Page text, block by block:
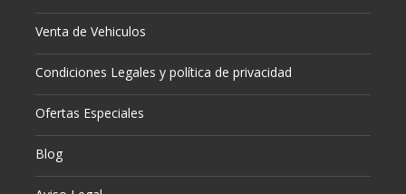
Venta de Vehiculos
Condiciones Legales y política de privacidad
Ofertas Especiales
Blog